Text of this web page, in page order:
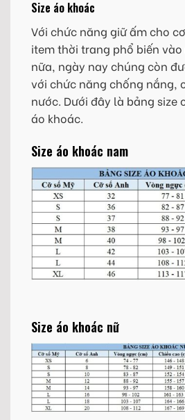
Size áo khoác
Với chức năng giữ ấm cho
item thời trang phổ biến
nữa, ngày nay chúng còn
với chức năng chống nắng,
nước. Dưới đây là bảng size
áo khoác.
Size áo khoác nam
Size áo khoác nữ